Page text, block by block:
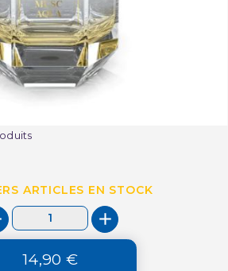
ARTICLES EN STOCK
14,90 €